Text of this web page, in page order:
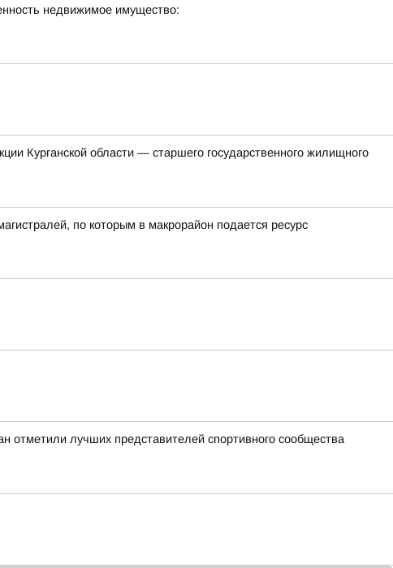
недвижимое имущество:
Курганской области — старшего государственного жилищного
по которым в макрорайон подается ресурс
отметили лучших представителей спортивного сообщества